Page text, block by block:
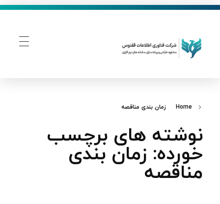
Home زمان‌ بندی مناقصه
نوشته های برچسب
خورده: زمان‌ بندی
مناقصه